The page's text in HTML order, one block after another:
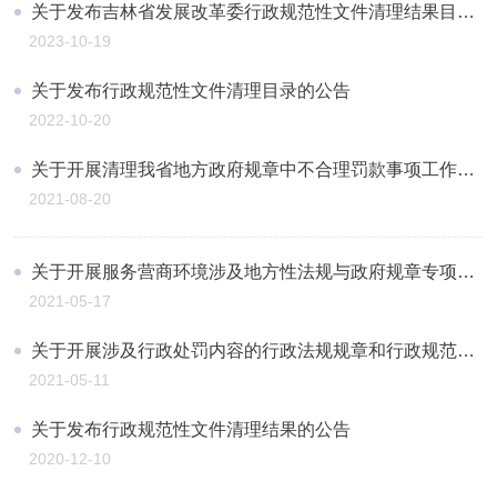
关于发布吉林省发展改革委行政规范性文件清理结果目录的公告
2023-10-19
关于发布行政规范性文件清理目录的公告
2022-10-20
关于开展清理我省地方政府规章中不合理罚款事项工作情况的报告
2021-08-20
关于开展服务营商环境涉及地方性法规与政府规章专项清理工作有关情况的函
2021-05-17
关于开展涉及行政处罚内容的行政法规规章和行政规范性文件清理工作情况的报告
2021-05-11
关于发布行政规范性文件清理结果的公告
2020-12-10